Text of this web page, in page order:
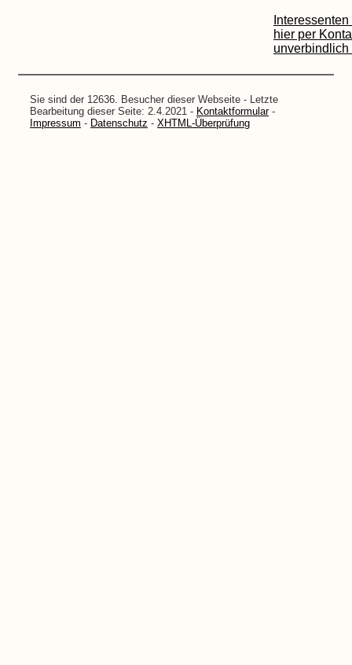
hier per
unverbindlich
Sie sind der 12636. Besucher dieser Webseite - Letzte
Bearbeitung dieser Seite: 2.4.2021 - Kontaktformular-
Impressum - Datenschutz - XHTML-Überprüfung